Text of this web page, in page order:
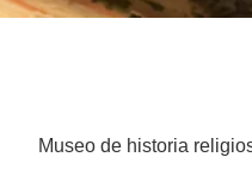
Museo de historia